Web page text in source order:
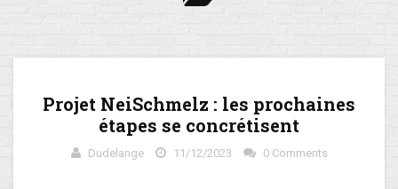
Projet NeiSchmelz : les prochaines
étapes se concrétisent
Dudelange 11/12/2023 0 Comments